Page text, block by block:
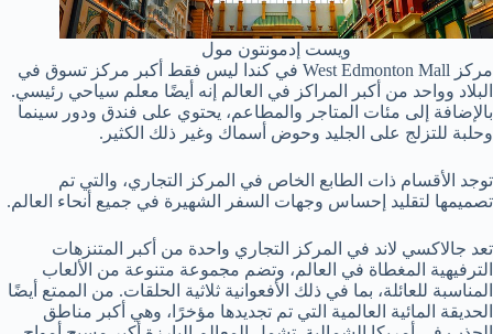
ويست إدمونتون مول
مركز West Edmonton Mall في كندا ليس فقط أكبر مركز تسوق في
البلاد وواحد من أكبر المراكز في العالم إنه أيضًا معلم سياحي رئيسي.
بالإضافة إلى مئات المتاجر والمطاعم، يحتوي على فندق ودور سينما
وحلبة للتزلج على الجليد وحوض أسماك وغير ذلك الكثير.
توجد الأقسام ذات الطابع الخاص في المركز التجاري، والتي تم
تصميمها لتقليد إحساس وجهات السفر الشهيرة في جميع أنحاء العالم.
تعد جالاكسي لاند في المركز التجاري واحدة من أكبر المتنزهات
الترفيهية المغطاة في العالم، وتضم مجموعة متنوعة من الألعاب
المناسبة للعائلة، بما في ذلك الأفعوانية ثلاثية الحلقات. من الممتع أيضًا
الحديقة المائية العالمية التي تم تجديدها مؤخرًا، وهي أكبر مناطق